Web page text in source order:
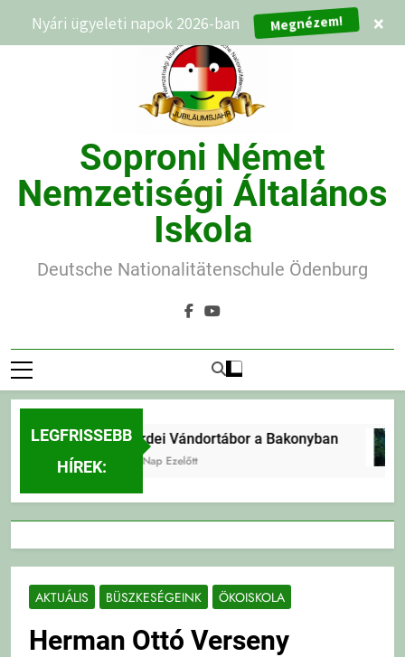
Soproni Német
Nemzetiségi Általános
Iskola
Deutsche Nationalitätenschule Ödenburg
LEGFRISSEBB
HÍREK:
Erdei Vándortábor a Bakonyban
2 Nap Ezelőtt
AKTUÁLIS BÜSZKESÉGEINK ÖKOISKOLA
Herman Ottó Verseny
Nyári ügyeleti napok 2026-ban Megnézem! ×